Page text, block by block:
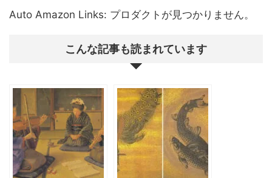
Auto Amazon Links: プロダクトが見つかりません。
こんな記事も読まれています